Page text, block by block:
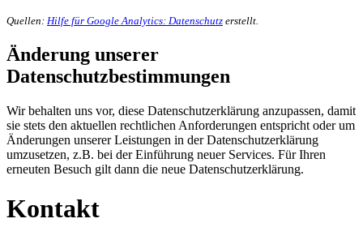
Quellen: Hilfe für Google Analytics: Datenschutz erstellt.
Änderung unserer
Datenschutzbestimmungen
Wir behalten uns vor, diese Datenschutzerklärung anzupassen, damit
sie stets den aktuellen rechtlichen Anforderungen entspricht oder um
Änderungen unserer Leistungen in der Datenschutzerklärung
umzusetzen, z.B. bei der Einführung neuer Services. Für Ihren
erneuten Besuch gilt dann die neue Datenschutzerklärung.
Kontakt